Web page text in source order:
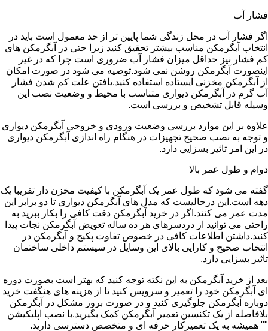
فشار آب
اگر فشار آب در محل زندگی شما پایین تر از حد معمول است باید در
انتخاب آبگرمکن مناسب بیشتر تحقیق کنید زیرا حتی در آبگرمکن های
کم فشار نیز حداقل میزان فشار آب ضروری است چرا که در غیر
اینصورت آبگرمکن روشن نمی شود.توصیه می شود در صورت امکان
از آبگرمکن مخزنی ایستاده استفاده کنید.یافتن علت کم شدن فشار
آب گرم در آبگرمکن دیواری متناسب با محیط و وضعیت نصب این
وسیله قابل تشخیص و بررسی است.
علاوه بر این موارد بررسی وضعیت ورودی و خروجی آبگرمکن دیواری
و توجه به نصب صحیح تجهیزات در هنگام راه اندازی آبگرمکن دیواری
در این امر تاثیر بسزایی دارد.
دوام و طول عمر بالا
گفته می شود که طول عمر یک آبگرمکن با کیفیت مخزن دار تقریبا یک
دهه است.این درحالیست که مدل های آبگرمکن دیواری تا دو برابر این
مدت عمر می کنند.اگر در خرید آبگرمکن دقت کافی را بکار ببرید به
راحتی می توانید از دردسرهای هر ده ساله تعویض آبگرمکن نجات پیدا
کنید.داشتن اطلاعات کافی در خصوص تفاوت پکیج و آبگرمکن در
انتخاب صحیح و کارایی بالای این وسایل در سیستم داخلی ساختمان
تاثیر بسزایی دارد.
بعد از خرید آبگرمکن به این نکته توجه کنید که بهتر است بصورت دوره
ای آبگرمکن خود را تعمیر و سرویس کنید تا از هزینه های هنگفت خرید
دوباره آبگرمکن جلوگیری کنید و در صورت بروز مشکل در آبگرمکن
بلافاصله از یک تکنسین تعمیر آبگرمکن کمک بگیرید.با نصب اپلیکیشن
"" همیشه به یک تعمیرکار حرفه ای و متخصص دسترسی دارید.